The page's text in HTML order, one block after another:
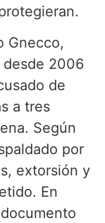
Gnecco,
desde 2006
de
a tres
Según
por
extorsión y
En